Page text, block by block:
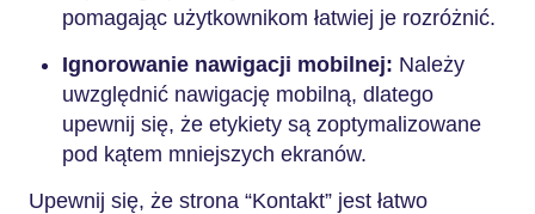
pomagając użytkownikom łatwiej je rozróżnić.
Ignorowanie nawigacji mobilnej: Należy
uwzględnić nawigację mobilną, dlatego
upewnij się, że etykiety są zoptymalizowane
pod kątem mniejszych ekranów.
Upewnij się, że strona “Kontakt” jest łatwo